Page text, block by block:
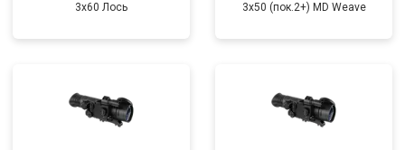
3x60 Лось 3x50 (пок.2+) MD Weave